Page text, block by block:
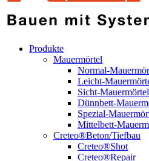
Produkte
Mauermörtel
Normal-
Leicht-
Sicht-Mauermörtel
Dünnbett-
Spezial-
Mittelbett-
Creteo®Beton/Tiefbau
Creteo®Shot
Creteo®Repair